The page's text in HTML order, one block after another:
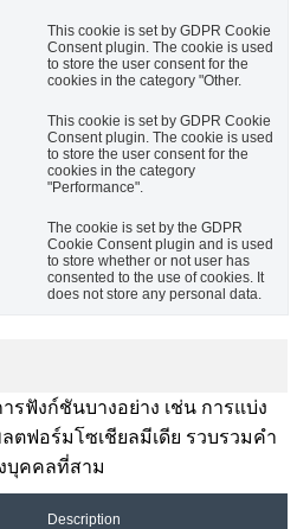
This cookie is set by GDPR Cookie
Consent plugin. The cookie is used
to store the user consent for the
cookies in the category "Other.
This cookie is set by GDPR Cookie
Consent plugin. The cookie is used
to store the user consent for the
cookies in the category
"Performance".
The cookie is set by the GDPR
Cookie Consent plugin and is used
to store whether or not user has
consented to the use of cookies. It
does not store any personal data.
รฟังก์ชันบางอย่าง เช่น การแบ่ง
ตฟอร์มโซเชียลมีเดีย รวบรวมคำ
บุคคลที่สาม
Description